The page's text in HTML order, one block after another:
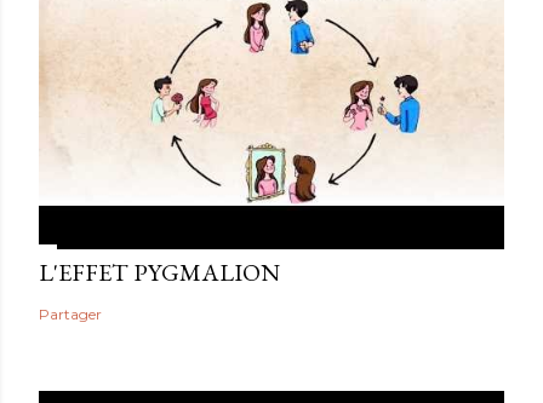
L'EFFET PYGMALION
Partager